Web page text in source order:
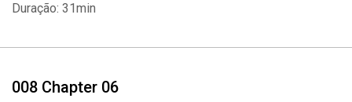
Duração: 31min
008 Chapter 06